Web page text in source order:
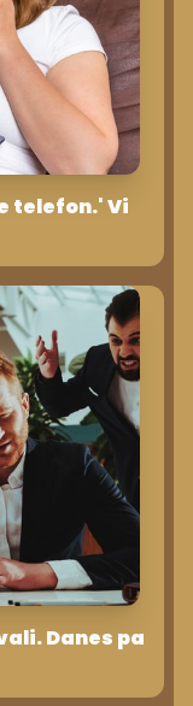
telefon.' Vi
Danes pa